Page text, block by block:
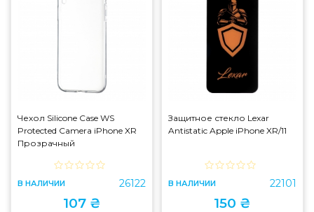
Чехол Silicone Case WS
Protected Camera iPhone XR
Прозрачный
В НАЛИЧИИ 26122
107 ₴
Защитное стекло Lexar
Antistatic Apple iPhone XR/11
В НАЛИЧИИ 22101
150 ₴